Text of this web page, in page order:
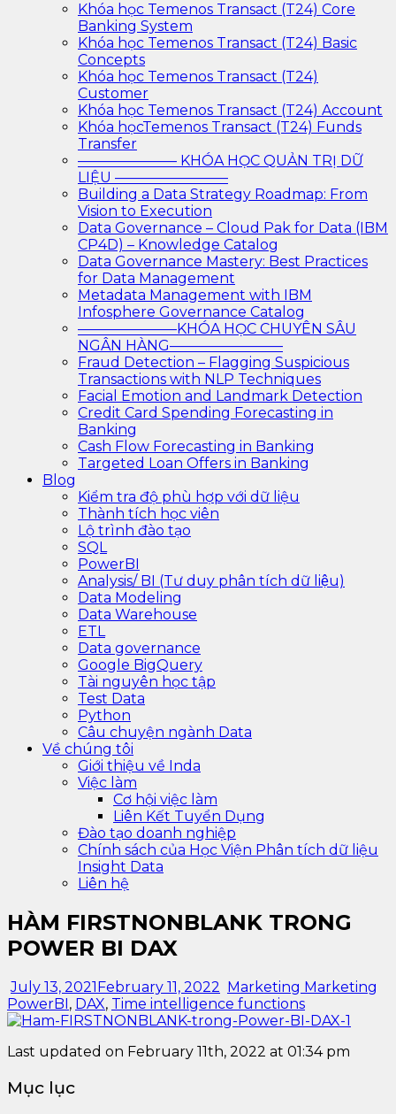
Khóa học Temenos Transact (T24) Core
Banking System
Khóa học Temenos Transact (T24) Basic
Concepts
Khóa học Temenos Transact (T24)
Customer
Khóa học Temenos Transact (T24) Account
Khóa họcTemenos Transact (T24) Funds
Transfer
——————— KHÓA HỌC QUẢN TRỊ DỮ
LIỆU ————————
Building a Data Strategy Roadmap: From
Vision to Execution
Data Governance – Cloud Pak for Data (IBM
CP4D) – Knowledge Catalog
Data Governance Mastery: Best Practices
for Data Management
Metadata Management with IBM
Infosphere Governance Catalog
———————KHÓA HỌC CHUYÊN SÂU
NGÂN HÀNG————————
Fraud Detection – Flagging Suspicious
Transactions with NLP Techniques
Facial Emotion and Landmark Detection
Credit Card Spending Forecasting in
Banking
Cash Flow Forecasting in Banking
Targeted Loan Offers in Banking
Blog
Kiểm tra độ phù hợp với dữ liệu
Thành tích học viên
Lộ trình đào tạo
SQL
PowerBI
Analysis/ BI (Tư duy phân tích dữ liệu)
Data Modeling
Data Warehouse
ETL
Data governance
Google BigQuery
Tài nguyên học tập
Test Data
Python
Câu chuyện ngành Data
Về chúng tôi
Giới thiệu về Inda
Việc làm
Cơ hội việc làm
Liên Kết Tuyển Dụng
Đào tạo doanh nghiệp
Chính sách của Học Viện Phân tích dữ liệu
Insight Data
Liên hệ
HÀM FIRSTNONBLANK TRONG
POWER BI DAX
July 13, 2021February 11, 2022 Marketing Marketing
PowerBI, DAX, Time intelligence functions
Last updated on February 11th, 2022 at 01:34 pm
Mục lục